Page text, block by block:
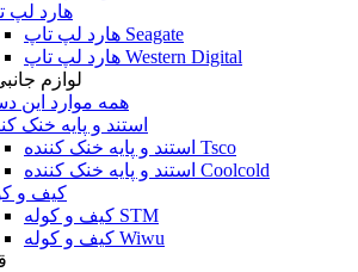
هارد لپ
هارد لپ تاپ Seagate
هارد لپ تاپ Western Digital
لوازم
همه موارد این
استند و پایه خنک
استند و پایه خنک کننده Tsco
استند و پایه خنک کننده Coolcold
کیف و
کیف و کوله STM
کیف و کوله Wiwu